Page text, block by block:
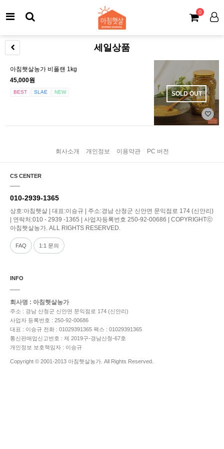
0
세일상품
아침햇살농가 비폴랜 1kg
45,000원
BEST SLAE NEW SOLD OUT
회사소개 개인정보 이용약관 PC 버전
CS CENTER
010-2939-1365
상호:아침햇살 | 대표:이승규 | 주소:경남 산청군 신안면 문익점로 174 (신안리)
| 연락처:010 - 2939 -1365 | 사업자등록번호 250-92-00686 | COPYRIGHTⓒ
아침햇살농가. ALL RIGHTS RESERVED.
FAQ 1:1 문의
INFO
회사명 : 아침햇살농가
주소 : 경남 산청군 신안면 문익점로 174 (신안리)
사업자 등록번호 : 250-92-00686
대표 : 이승규 전화 : 01029391365 팩스 : 01029391365
통신판매업신고번호 : 제 2019구-경남산청-67호
개인정보 보호책임자 : 이승규
Copyright © 2001-2013 아침햇살농가. All Rights Reserved.